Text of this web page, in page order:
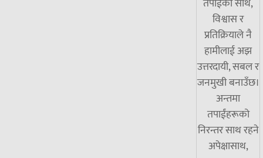
तपाईंको साथ,
विश्वास र
प्रतिक्रियाले नै
हामीलाई अझ
उत्तरदायी, सबल र
जनमुखी बनाउँछ।
अन्तमा
तपाईंहरूको
निरन्तर साथ रहने
अपेक्षासाथ,